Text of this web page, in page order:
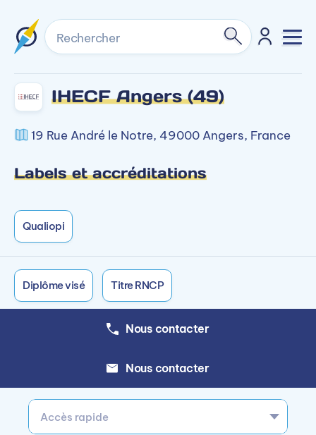
Rechercher
IHECF Angers (49)
19 Rue André le Notre, 49000 Angers, France
Labels et accréditations
Qualiopi
Diplôme visé Titre RNCP
Nous contacter
Nous contacter
Accès rapide